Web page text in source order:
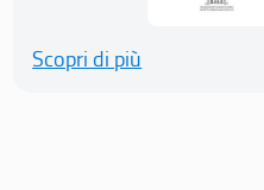
Scopri di più